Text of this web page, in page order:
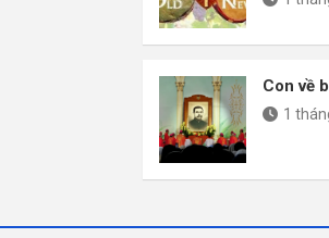
Con về
1